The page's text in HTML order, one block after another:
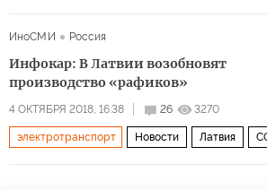
ИноСМИ Россия
Инфокар: В Латвии возобновят
производство «рафиков»
4 ОКТЯБРЯ 2018, 16:38 26 3270
электротранспорт Новости Латвия